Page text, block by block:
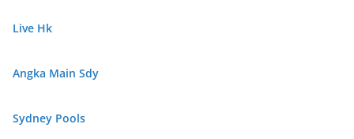
Live Hk
Angka Main Sdy
Sydney Pools